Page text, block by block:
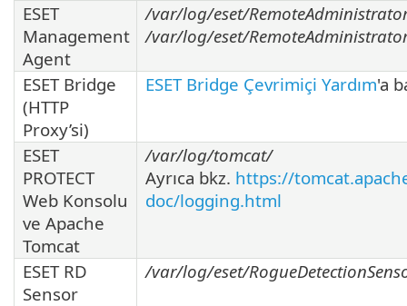
ESET
Management
Agent
/var/log/eset/
/var/log/eset/
ESET Bridge
(HTTP
Proxy’si)
ESET Bridge Çevrimiçi Yardım'a
ESET
PROTECT
Web Konsolu
ve Apache
Tomcat
/var/log/tomcat/
Ayrıca bkz. https://
doc/logging.html
ESET RD
Sensor
/var/log/eset/